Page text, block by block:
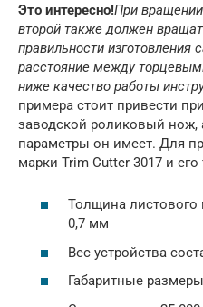
Это интересно!При
второй также должен
правильности
расстояние между
ниже качество работы
примера стоит привести
заводской роликовый нож,
параметры он имеет. Для
марки Trim Cutter 3017 и
Толщина
0,7 мм
Вес устройства
Габаритные